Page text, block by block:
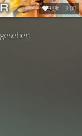
98% 3:00
gesehen